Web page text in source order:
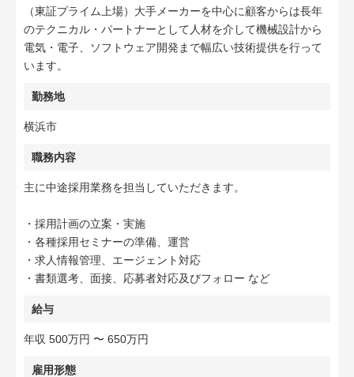
（東証プライム上場）大手メーカーを中心に顧客からは長年
のテクニカル・パートナーとして人材を介して機械設計から
電気・電子、ソフトウェア開発まで幅広い技術提供を行って
います。
勤務地
横浜市
職務内容
主に中途採用業務を担当していただきます。
・採用計画の立案・実施
・各種採用セミナーの準備、運営
・求人情報管理、エージェント対応
・書類選考、面接、応募者対応及びフォロー など
給与
年収 500万円 〜 650万円
雇用形態